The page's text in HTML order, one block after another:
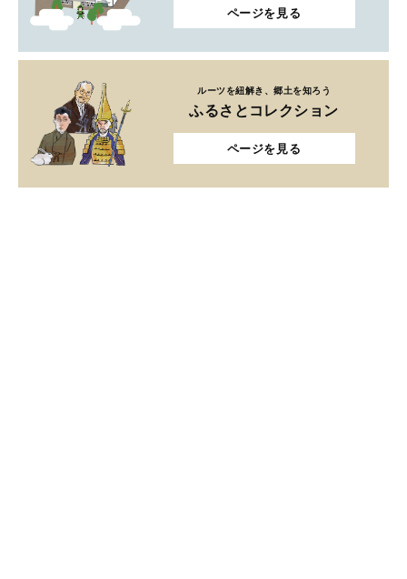
ページを見る
ルーツを紐解き、郷土を知ろう
ふるさとコレクション
ページを見る